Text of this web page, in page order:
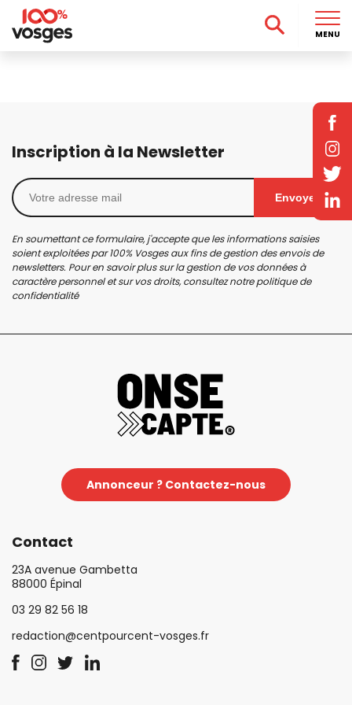
Inscription à la Newsletter
Envoyer
En soumettant ce formulaire, j'accepte que les informations saisies
soient exploitées par 100% Vosges aux fins de gestion des envois de
newsletters. Pour en savoir plus sur la gestion de vos données à
caractère personnel et sur vos droits, consultez notrepolitique de
confidentialité
Annonceur ? Contactez-nous
Contact
23A avenue Gambetta
88000 Épinal
03 29 82 56 18
redaction@centpourcent-vosges.fr
MENU